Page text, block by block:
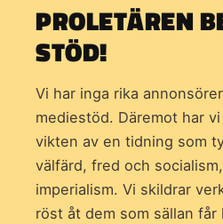
PROLETÄREN
STÖD!
Vi har inga rika
mediestöd. Däremot har
vikten av en tidning som
välfärd, fred och
imperialism. Vi skildrar
röst åt dem som sällan får